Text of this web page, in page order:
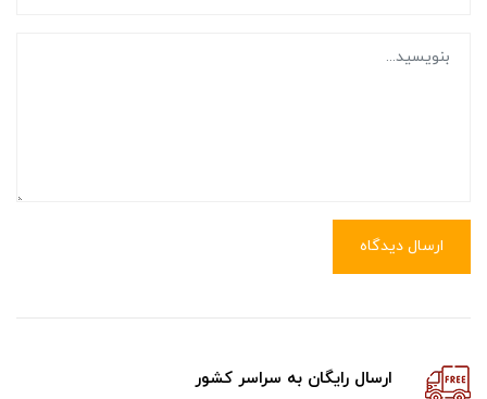
ارسال دیدگاه
ارسال رایگان به سراسر کشور